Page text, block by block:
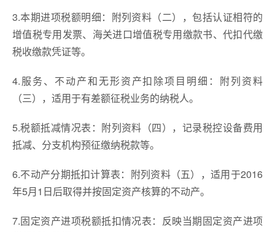
3.本期进项税额明细：附列资料（二），包括认证相符的
增值税专用发票、海关进口增值税专用缴款书、代扣代缴
税收缴款凭证等。
4.服务、不动产和无形资产扣除项目明细：附列资料
（三），适用于有差额征税业务的纳税人。
5.税额抵减情况表：附列资料（四），记录税控设备费用
抵减、分支机构预征缴纳税款等。
6.不动产分期抵扣计算表：附列资料（五），适用于2016
年5月1日后取得并按固定资产核算的不动产。
7.固定资产进项税额抵扣情况表：反映当期固定资产进项